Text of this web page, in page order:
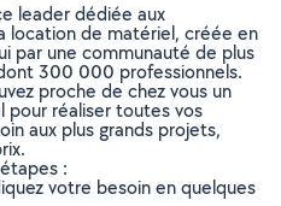
leader dédiée aux
location de matériel, créée en
par une communauté de plus
300 000 professionnels.
proche de chez vous un
pour réaliser toutes vos
aux plus grands projets,
:
votre besoin en quelques